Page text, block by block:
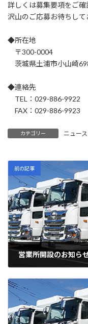
詳しくは募集要項をご確
沢山のご応募お待ちして
◆所在地
〒300-0004
茨城県土浦市小山崎
◆連絡先
TEL：029-886-9922
FAX：029-886-9923
カテゴリー ニュース
前の記事
営業所開設のお知ら